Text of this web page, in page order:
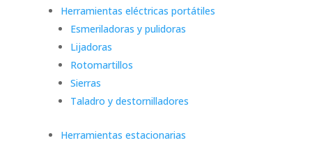
Herramientas eléctricas portátiles
Esmeriladoras y pulidoras
Lijadoras
Rotomartillos
Sierras
Taladro y destornilladores
Herramientas estacionarias